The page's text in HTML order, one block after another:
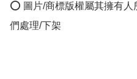
⭕ 圖片/商標版權屬其擁有
們處理/下架